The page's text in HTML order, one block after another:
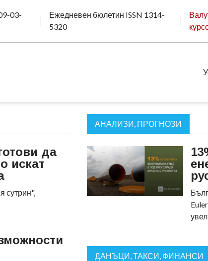
03-
Ежедневен бюлетин ISSN 1314-
5320
да
искат
сутрин",
АНАЛИЗИ, ПРОГНОЗИ
ДАНЪЦИ, ТАКСИ, ФИНАНСИ